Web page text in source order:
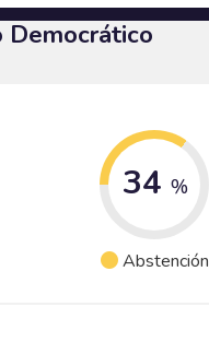
Democrático
34 %
Abstención